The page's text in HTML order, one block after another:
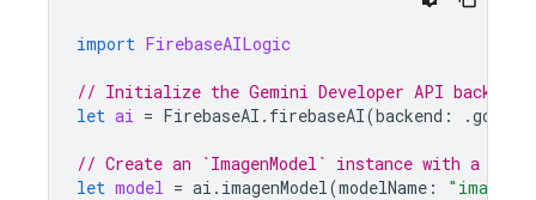
import FirebaseAILogic
// Initialize the Gemini Developer API backend
let ai = FirebaseAI . firebaseAI(backend : .
// Create an `ImagenModel` instance with a
let model = ai . imagenModel(modelName : "imagen-